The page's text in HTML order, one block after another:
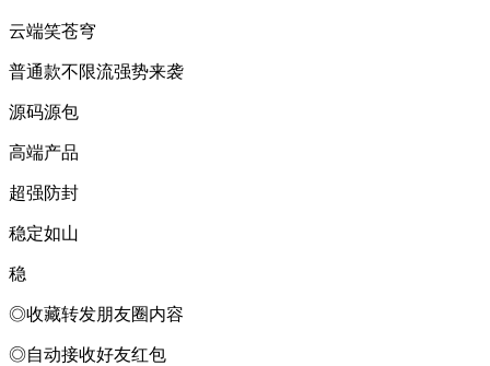
云端笑苍穹
普通款不限流强势来袭
源码源包
高端产品
超强防封
稳定如山
稳
◎收藏转发朋友圈内容
◎自动接收好友红包